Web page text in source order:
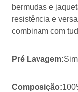
bermudas e
resistência e
combinam com
Pré Lavagem:Sim
Composição: